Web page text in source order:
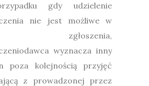
gdy udzielenie
nie jest możliwe w
zgłoszenia,
wyznacza inny
poza kolejnością przyjęć
z prowadzonej przez